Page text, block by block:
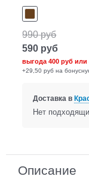
990 руб
590 руб
выгода400 руб или
+29,50 руб на
Доставка в
Нет
Описание